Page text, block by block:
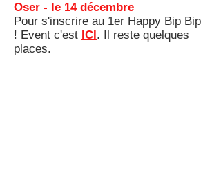
Oser - le 14 décembre
Pour s'inscrire au 1er Happy Bip Bip
! Event c'est ICI. Il reste quelques
places.